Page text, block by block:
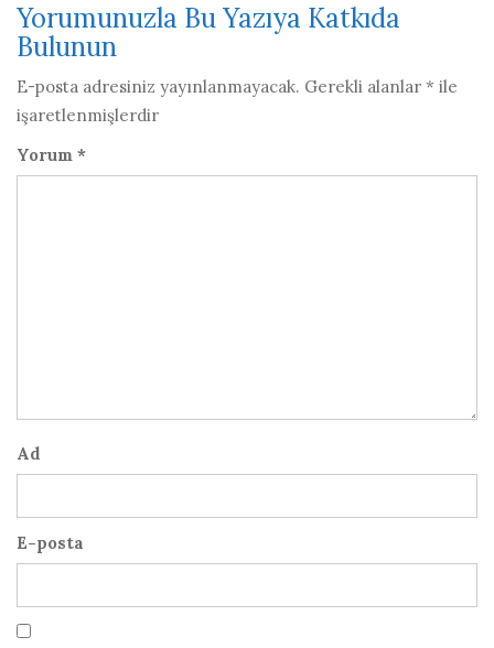
Yorumunuzla Bu Yazıya Katkıda
Bulunun
E-posta adresiniz yayınlanmayacak. Gerekli alanlar * ile
işaretlenmişlerdir
Yorum *
Ad
E-posta